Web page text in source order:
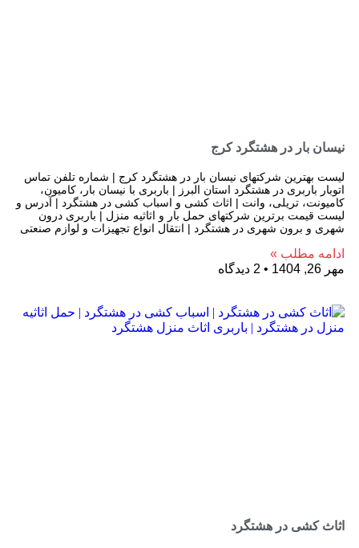
نیسان بار در هشتگرد کرج
لیست بهترین شرکتهای نیسان بار در هشتگرد کرج | شماره تلفن تماس
اتوبار باربری در هشتگرد استان البرز | باربری با نیسان بار، کامیون،
کامیونت، تریلی، وانت | اثاث کشی و اسباب کشی در هشتگرد | آدرس و
لیست قیمت برترین شرکتهای حمل بار و اثاثیه منزل | باربری درون
شهری و برون شهری در هشتگرد | انتقال انواع تجهیزات و لوازم صنعتی
ادامه مطلب »
مهر 26, 1404
اثاث کشی در هشتگرد